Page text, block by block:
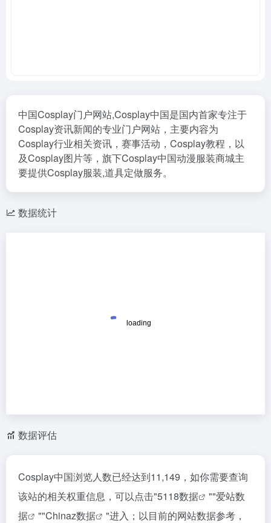
中国Cosplay门户网站,Cosplay中国是国内首家专注于
Cosplay资讯新闻的专业门户网站，主要内容为
Cosplay行业相关资讯，赛事活动，Cosplay教程，以
及Cosplay图片等，旗下Cosplay中国动漫服装商城主
要提供Cosplay服装,道具定做服务。
数据统计
数据评估
Cosplay中国浏览人数已经达到11,149，如你需要查询
该站的相关权重信息，可以点击"5118数据 ""爱站数
据
""Chinaz数据
"进入；以目前的网站数据参考，